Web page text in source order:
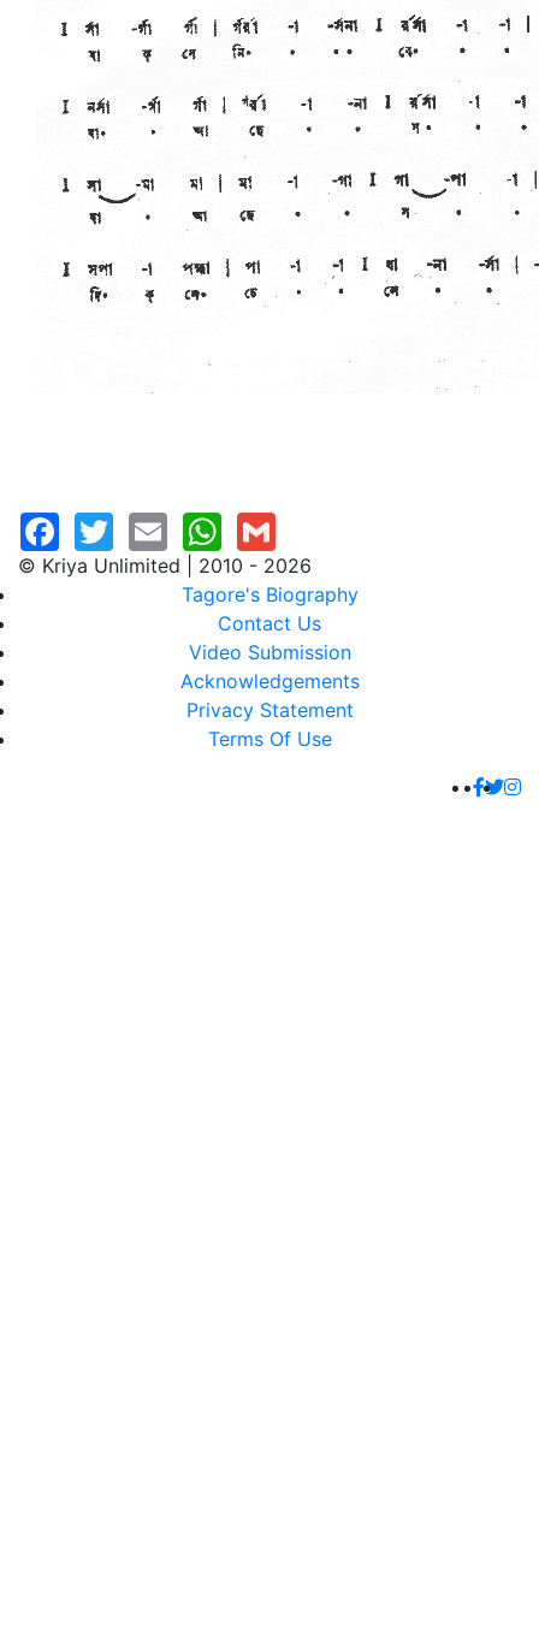
© Kriya Unlimited | 2010 - 2026
Tagore's Biography
Contact Us
Video Submission
Acknowledgements
Privacy Statement
Terms Of Use